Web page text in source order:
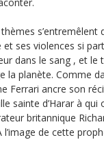
et ses violences si
dans le sang , et le
la planète. Comme
Ferrari ancre son
sainte d’Harar à qui
britannique
de cette